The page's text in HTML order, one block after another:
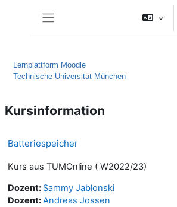
Lernplattform Moodle
Technische Universität München
Kursinformation
Batteriespeicher
Kurs aus TUMOnline ( W2022/23)
Dozent: Sammy Jablonski
Dozent:Andreas Jossen